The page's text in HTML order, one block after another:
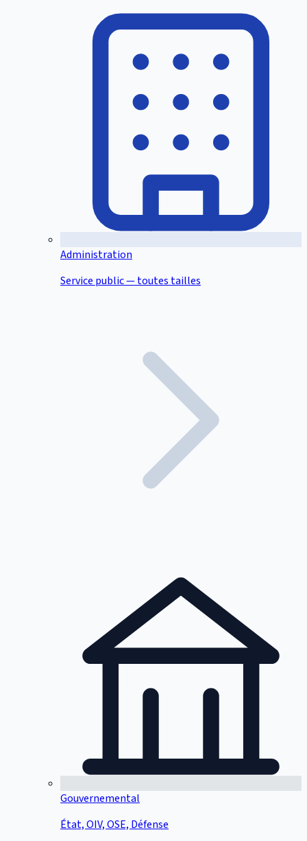
Administration
Service public — toutes tailles
Gouvernemental
État, OIV, OSE, Défense